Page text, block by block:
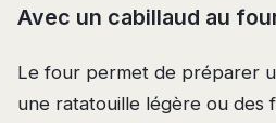
Avec un cabillaud au
Le four permet de préparer
une ratatouille légère ou des